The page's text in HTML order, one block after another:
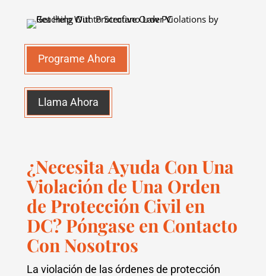
Programe Ahora
Llama Ahora
¿Necesita Ayuda Con Una
Violación de Una Orden
de Protección Civil en
DC? Póngase en Contacto
Con Nosotros
La violación de las órdenes de protección